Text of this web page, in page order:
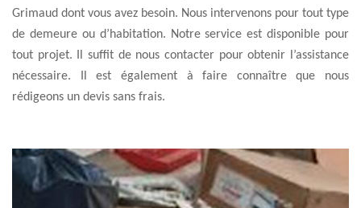
Grimaud dont vous avez besoin. Nous intervenons pour tout type
de demeure ou d’habitation. Notre service est disponible pour
tout projet. Il suffit de nous contacter pour obtenir l’assistance
nécessaire. Il est également à faire connaître que nous
rédigeons un devis sans frais.